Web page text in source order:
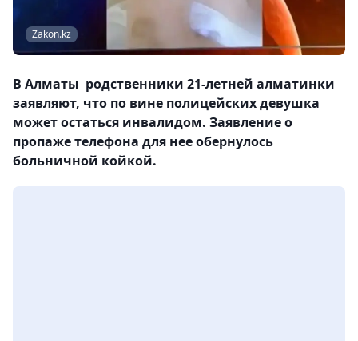
Zakon.kz
В Алматы родственники 21-летней алматинки
заявляют, что по вине полицейских девушка
может остаться инвалидом. Заявление о
пропаже телефона для нее обернулось
больничной койкой.